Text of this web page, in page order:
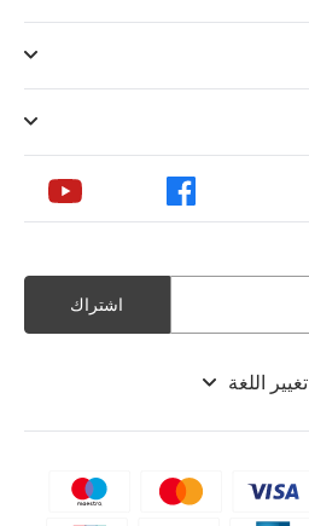
تغيير اللغة
اشتراك